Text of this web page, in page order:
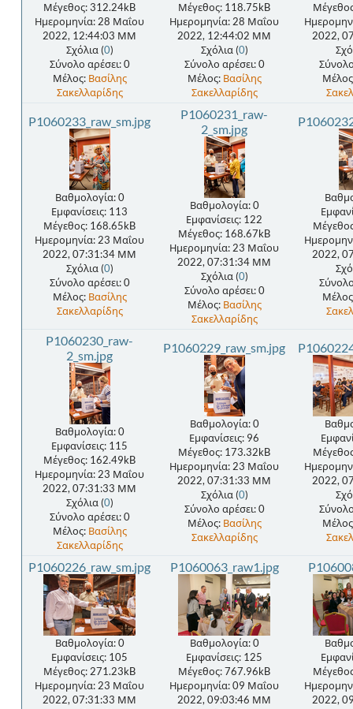
Μέγεθος: 312.24kB
Ημερομηνία: 28 Μαΐου
2022, 12:44:03 ΜΜ
Σχόλια (0)
Σύνολο αρέσει: 0
Μέλος: Βασίλης
Σακελλαρίδης
Μέγεθος: 118.75kB
Ημερομηνία: 28 Μαΐου
2022, 12:44:02 ΜΜ
Σχόλια (0)
Σύνολο αρέσει: 0
Μέλος: Βασίλης
Σακελλαρίδης
2022,
P1060233_raw_sm.jpg
Βαθμολογία: 0
Εμφανίσεις: 113
Μέγεθος: 168.65kB
Ημερομηνία: 23 Μαΐου
2022, 07:31:34 ΜΜ
Σχόλια (0)
Σύνολο αρέσει: 0
Μέλος: Βασίλης
Σακελλαρίδης
P1060231_raw-
2_sm.jpg
Βαθμολογία: 0
Εμφανίσεις: 122
Μέγεθος: 168.67kB
Ημερομηνία: 23 Μαΐου
2022, 07:31:34 ΜΜ
Σχόλια (0)
Σύνολο αρέσει: 0
Μέλος: Βασίλης
Σακελλαρίδης
2022,
P1060230_raw-
2_sm.jpg
Βαθμολογία: 0
Εμφανίσεις: 115
Μέγεθος: 162.49kB
Ημερομηνία: 23 Μαΐου
2022, 07:31:33 ΜΜ
Σχόλια (0)
Σύνολο αρέσει: 0
Μέλος: Βασίλης
Σακελλαρίδης
P1060229_raw_sm.jpg
Βαθμολογία: 0
Εμφανίσεις: 96
Μέγεθος: 173.32kB
Ημερομηνία: 23 Μαΐου
2022, 07:31:33 ΜΜ
Σχόλια (0)
Σύνολο αρέσει: 0
Μέλος: Βασίλης
Σακελλαρίδης
2022,
P1060226_raw_sm.jpg
Βαθμολογία: 0
Εμφανίσεις: 105
Μέγεθος: 271.23kB
Ημερομηνία: 23 Μαΐου
2022, 07:31:33 ΜΜ
P1060063_raw1.jpg
Βαθμολογία: 0
Εμφανίσεις: 125
Μέγεθος: 767.96kB
Ημερομηνία: 09 Μαΐου
2022, 09:03:46 ΜΜ
2022,